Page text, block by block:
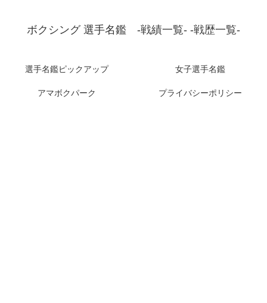
ボクシング 選手名鑑 -戦績一覧- -戦歴一覧-
選手名鑑ピックアップ 女子選手名鑑
アマボクパーク プライバシーポリシー